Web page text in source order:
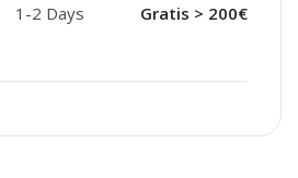
1-2 Days Gratis > 200€